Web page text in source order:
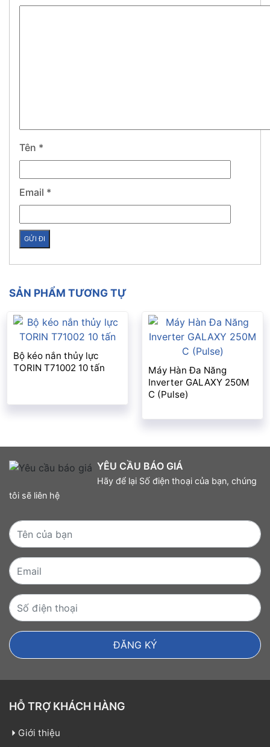
Tên *
Email *
SẢN PHẨM TƯƠNG TỰ
Bộ kéo nắn thủy lực
TORIN T71002 10 tấn
Máy Hàn Đa Năng
Inverter GALAXY 250M
C (Pulse)
YÊU CẦU BÁO GIÁ
Hãy để lại Số điện thoại của bạn, chúng
tôi sẽ liên hệ
HỖ TRỢ KHÁCH HÀNG
Giới thiệu